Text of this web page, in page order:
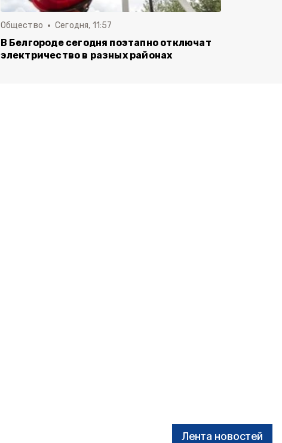
Лента новостей
Общество Сегодня, 11:57
В Белгороде сегодня поэтапно отключат
электричество в разных районах